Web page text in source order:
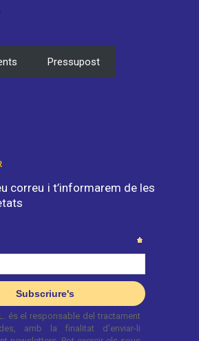
Pressupost
correu i t’informarem de les